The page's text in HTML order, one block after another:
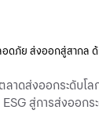
อดภัย ส่งออกสู่สากล
าดส่งออกระดับโ
สู่การส่งออก